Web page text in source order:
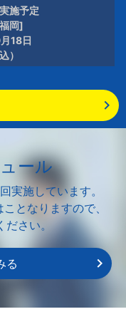
施予定
岡]
18日
）
ール
実施しています。
となりますので、
ださい。
る